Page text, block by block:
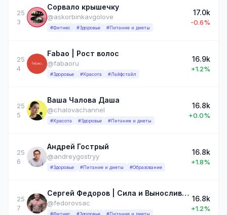
25
3
Сорвало крышечку
@askorbinkavgolove
#Фитнес #Здоровье #Питание и диеты
17.0k
-0.6%
25
4
Fabao | Рост волос
@fabaoru
#Здоровье #Красота #Лайфстайл
16.9k
+1.2%
25
5
Ваша Чалова Даша
@chalovachannel
#Красота #Здоровье #Питание и диеты
16.8k
+0.0%
25
6
Андрей Гострый
@andreygostryy
#Здоровье #Питание и диеты #Образование
16.8k
+1.8%
25
7
Сергей Федоров | Сила и Выносливость
@fedorovsac
#Фитнес #Здоровье #Питание и диеты
16.8k
+1.2%